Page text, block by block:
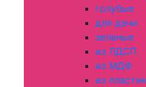
голубые
для дачи
зеленые
из ЛДСП
из МДФ
из